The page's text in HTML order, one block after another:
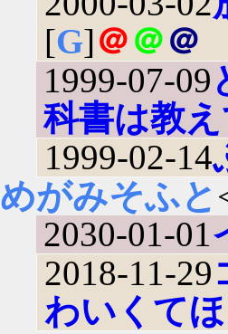
[G]＠＠＠
1999-07-09
科書は教
1999-02-14
めがみそふと
2030-01-01
2018-11-29
わいくて